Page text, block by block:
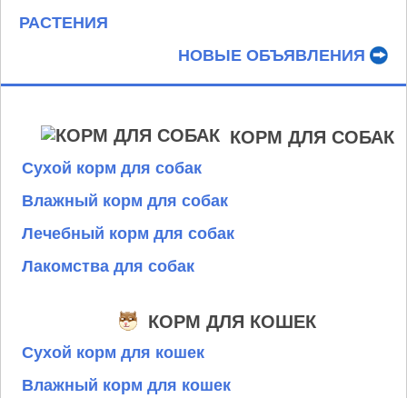
РАСТЕНИЯ
НОВЫЕ ОБЪЯВЛЕНИЯ
КОРМ ДЛЯ СОБАК
Сухой корм для собак
Влажный корм для собак
Лечебный корм для собак
Лакомства для собак
КОРМ ДЛЯ КОШЕК
Сухой корм для кошек
Влажный корм для кошек